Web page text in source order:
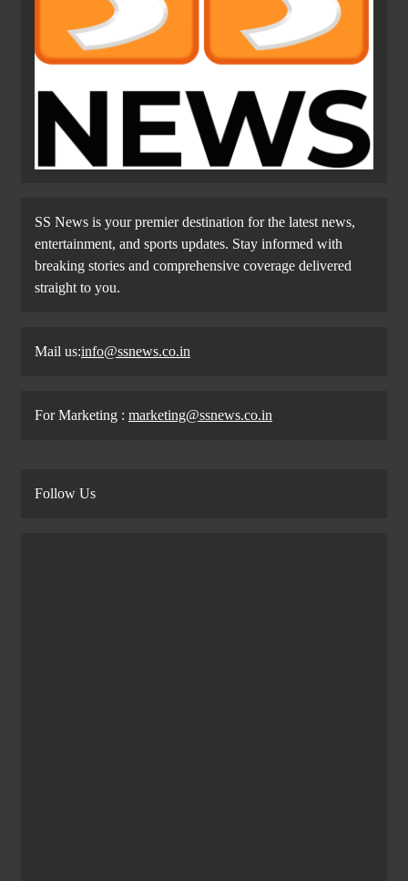
SS News is your premier destination for the latest news,
entertainment, and sports updates. Stay informed with
breaking stories and comprehensive coverage delivered
straight to you.
Mail us:info@ssnews.co.in
For Marketing : marketing@ssnews.co.in
Follow Us